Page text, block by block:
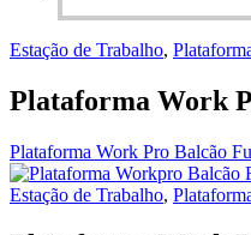
Estação de Trabalho,
Plataforma Work
Plataforma Work Pro Balcão
Estação de Trabalho,